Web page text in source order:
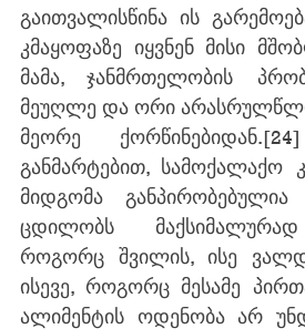
გაითვალისწინა ის
კმაყოფაზე იყვნენ მისი
მამა, ჯანმრთელობის
მეუღლე და ორი
მეორე ქორწინებიდან.[24]
განმარტებით, სამოქალაქო
მიდგომა
ცდილობს
როგორც შვილის, ისე
ისევე, როგორც მესამე
ალიმენტის ოდენობა არ